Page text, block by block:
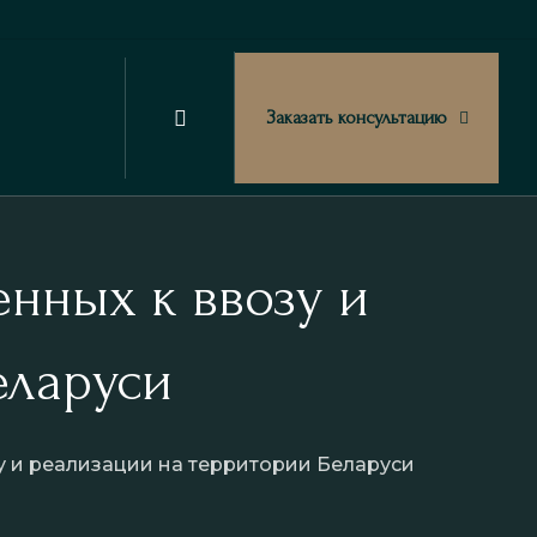
«Смена главного
Заказать консультацию
к ввозу и
реализации на территории Беларуси